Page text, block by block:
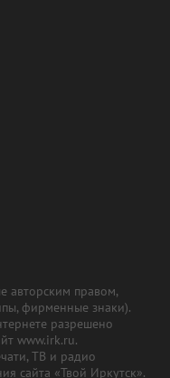
авторским правом,
фирменные знаки).
разрешено
www.irk.ru.
ТВ и радио
сайта «Твой Иркутск».